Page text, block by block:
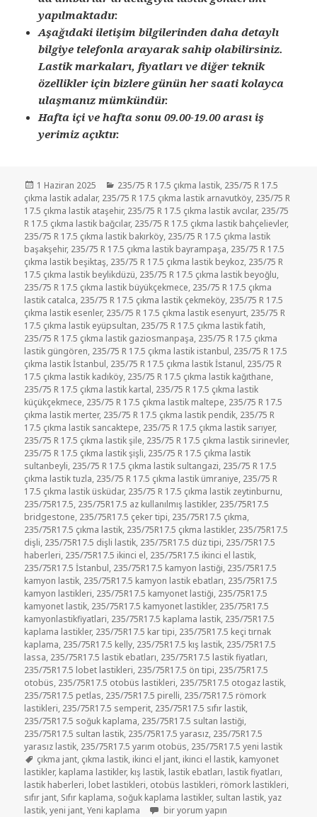
yapılmaktadır.
Aşağıdaki iletişim bilgilerinden daha detaylı
bilgiye telefonla arayarak sahip olabilirsiniz.
Lastik markaları, fiyatları ve diğer teknik
özellikler için bizlere günün her saati kolayca
ulaşmanız mümkündür.
Hafta içi ve hafta sonu 09.00-19.00 arası iş
yerimiz açıktır.
Yayın
tarihi
1 Haziran 2025 Kategoriler
235/75 R 17.5 çıkma lastik, 235/75 R 17.5
çıkma lastik adalar, 235/75 R 17.5 çıkma lastik arnavutköy, 235/75 R
17.5 çıkma lastik ataşehir, 235/75 R 17.5 çıkma lastik avcılar, 235/75
R 17.5 çıkma lastik bağcılar, 235/75 R 17.5 çıkma lastik bahçelievler,
235/75 R 17.5 çıkma lastik bakırköy, 235/75 R 17.5 çıkma lastik
başakşehir, 235/75 R 17.5 çıkma lastik bayrampaşa, 235/75 R 17.5
çıkma lastik beşiktaş, 235/75 R 17.5 çıkma lastik beykoz, 235/75 R
17.5 çıkma lastik beylikdüzü, 235/75 R 17.5 çıkma lastik beyoğlu,
235/75 R 17.5 çıkma lastik büyükçekmece, 235/75 R 17.5 çıkma
lastik catalca, 235/75 R 17.5 çıkma lastik çekmeköy, 235/75 R 17.5
çıkma lastik esenler, 235/75 R 17.5 çıkma lastik esenyurt, 235/75 R
17.5 çıkma lastik eyüpsultan, 235/75 R 17.5 çıkma lastik fatih,
235/75 R 17.5 çıkma lastik gaziosmanpaşa, 235/75 R 17.5 çıkma
lastik güngören, 235/75 R 17.5 çıkma lastik istanbul, 235/75 R 17.5
çıkma lastik İstanbul, 235/75 R 17.5 çıkma lastik İstanul, 235/75 R
17.5 çıkma lastik kadıköy, 235/75 R 17.5 çıkma lastik kağıthane,
235/75 R 17.5 çıkma lastik kartal, 235/75 R 17.5 çıkma lastik
küçükçekmece, 235/75 R 17.5 çıkma lastik maltepe, 235/75 R 17.5
çıkma lastik merter, 235/75 R 17.5 çıkma lastik pendik, 235/75 R
17.5 çıkma lastik sancaktepe, 235/75 R 17.5 çıkma lastik sarıyer,
235/75 R 17.5 çıkma lastik şile, 235/75 R 17.5 çıkma lastik sirinevler,
235/75 R 17.5 çıkma lastik şişli, 235/75 R 17.5 çıkma lastik
sultanbeyli, 235/75 R 17.5 çıkma lastik sultangazi, 235/75 R 17.5
çıkma lastik tuzla, 235/75 R 17.5 çıkma lastik ümraniye, 235/75 R
17.5 çıkma lastik üsküdar, 235/75 R 17.5 çıkma lastik zeytinburnu,
235/75R17.5, 235/75R17.5 az kullanılmış lastikler, 235/75R17.5
bridgestone, 235/75R17.5 çeker tipi, 235/75R17.5 çıkma,
235/75R17.5 çıkma lastik, 235/75R17.5 çıkma lastikler, 235/75R17.5
dişli, 235/75R17.5 dişli lastik, 235/75R17.5 düz tipi, 235/75R17.5
haberleri, 235/75R17.5 ikinci el, 235/75R17.5 ikinci el lastik,
235/75R17.5 İstanbul, 235/75R17.5 kamyon lastiği, 235/75R17.5
kamyon lastik, 235/75R17.5 kamyon lastik ebatları, 235/75R17.5
kamyon lastikleri, 235/75R17.5 kamyonet lastiği, 235/75R17.5
kamyonet lastik, 235/75R17.5 kamyonet lastikler, 235/75R17.5
kamyonlastikfiyatlari, 235/75R17.5 kaplama lastik, 235/75R17.5
kaplama lastikler, 235/75R17.5 kar tipi, 235/75R17.5 keçi tırnak
kaplama, 235/75R17.5 kelly, 235/75R17.5 kış lastik, 235/75R17.5
lassa, 235/75R17.5 lastik ebatları, 235/75R17.5 lastik fiyatları,
235/75R17.5 lobet lastikleri, 235/75R17.5 ön tipi, 235/75R17.5
otobüs, 235/75R17.5 otobüs lastikleri, 235/75R17.5 otogaz lastik,
235/75R17.5 petlas, 235/75R17.5 pirelli, 235/75R17.5 römork
lastikleri, 235/75R17.5 semperit, 235/75R17.5 sıfır lastik,
235/75R17.5 soğuk kaplama, 235/75R17.5 sultan lastiği,
235/75R17.5 sultan lastik, 235/75R17.5 yarasız, 235/75R17.5
yarasız lastik, 235/75R17.5 yarım otobüs, 235/75R17.5 yeni lastik
Etiketler
çıkma jant, çıkma lastik, ikinci el jant, ikinci el lastik, kamyonet
lastikler, kaplama lastikler, kış lastik, lastik ebatları, lastik fiyatları,
lastik haberleri, lobet lastikleri, otobüs lastikleri, römork lastikleri,
sıfır jant, Sıfır kaplama, soğuk kaplama lastikler, sultan lastik,yaz
lastik,yeni jant,Yeni kaplama 235/75R17.5 SIFIR KAPLAMA
bir yorum yapın